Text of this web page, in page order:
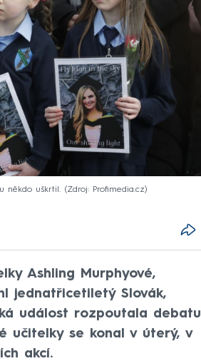
někdo uškrtil. Zdroj: Profimedia.cz
Ashling Murphyové,
jednatřicetiletý Slovák,
událost rozpoutala debatu
učitelky se konal v úterý, v
akcí.